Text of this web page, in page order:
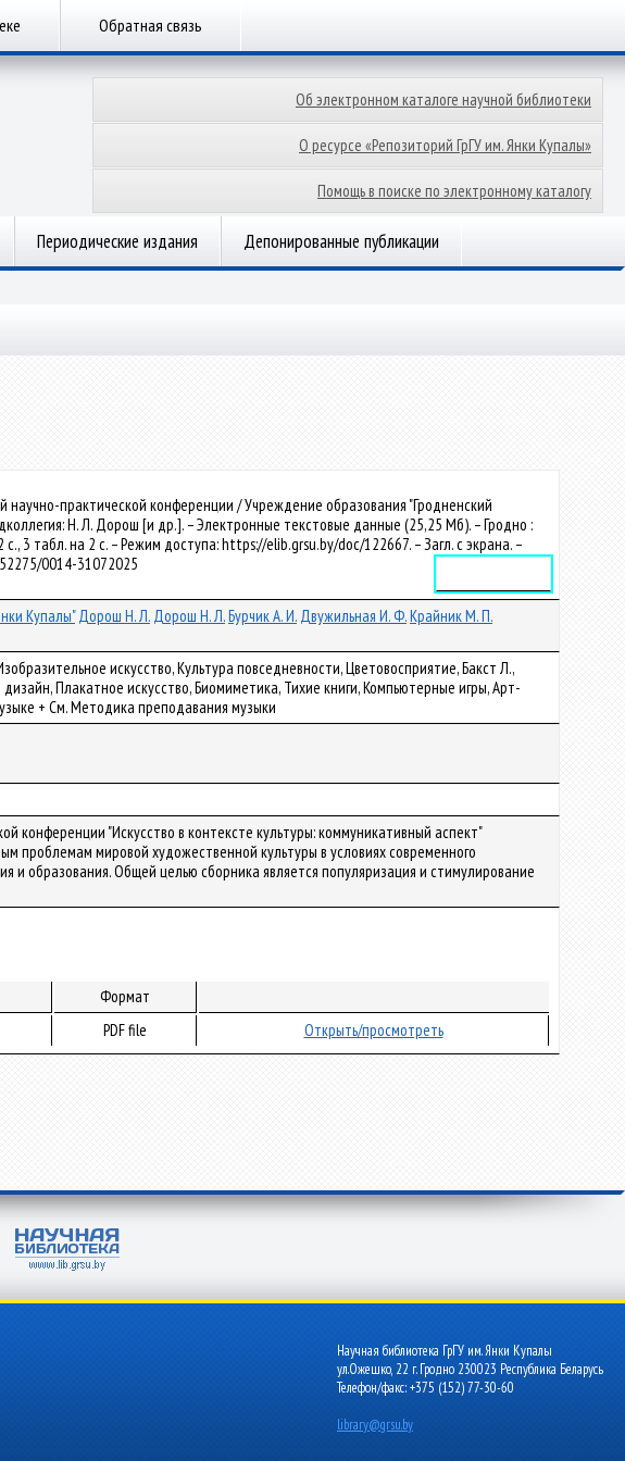
Обратная связь
Об электронном каталоге научной библиотеки
О ресурсе «Репозиторий ГрГУ им. Янки Купалы»
Помощь в поиске по электронному каталогу
Периодические издания Депонированные публикации
практической конференции / Учреждение образования "Гродненский
Н. Л. Дорош [и др.]. – Электронные текстовые данные (25,25 Мб). – Гродно :
3 табл. на 2 с. – Режим доступа: https://elib.grsu.by/doc/122667. – Загл. с экрана. –
0014-31072025
Купалы" Дорош Н. Л. Дорош Н. Л.Бурчик А. И. Двужильная И. Ф.Крайник М. П.
искусство, Культура повседневности, Цветовосприятие, Бакст Л.,
Плакатное искусство, Биомиметика, Тихие книги, Компьютерные игры, Арт-
+ См. Методика преподавания музыки
конференции "Искусство в контексте культуры: коммуникативный аспект"
проблемам мировой художественной культуры в условиях современного
и образования. Общей целью сборника является популяризация и стимулирование
Формат
PDF file Открыть/просмотреть
Научная библиотека ГрГУ им. Янки Купалы
ул.Ожешко, 22 г. Гродно 230023 Республика Беларусь
Телефон/факс: +375 (152) 77-30-60
library@grsu.by